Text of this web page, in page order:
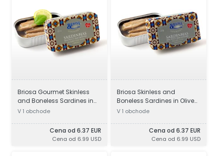
Briosa Gourmet Skinless
and Boneless Sardines in
Olive Oil with Lemon & Basil
V 1 obchode
Cena od 6.37 EUR
Cena od 6.99 USD
Briosa Skinless and
Boneless Sardines in Olive
Oil
V 1 obchode
Cena od 6.37 EUR
Cena od 6.99 USD